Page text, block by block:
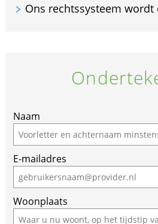
Ons rechtssysteem wordt
If
you
are
a
human,
ignore
this
field
Naam
E-mailadres
Woonplaats